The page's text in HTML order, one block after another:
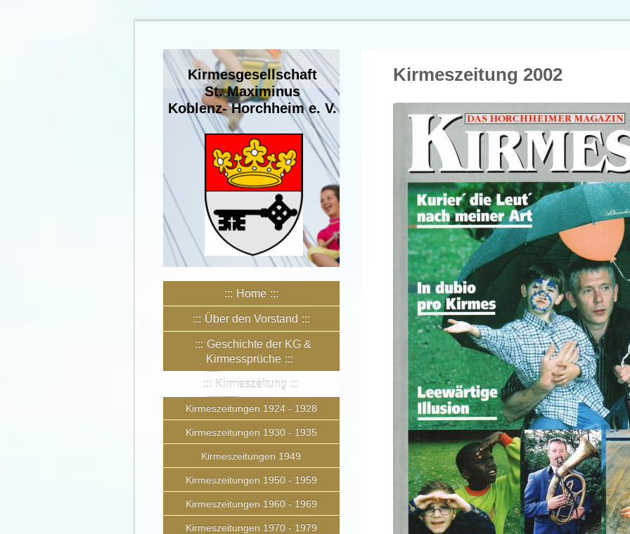
Kirmesgesellschaft
St. Maximinus
Koblenz- Horchheim e. V.
Home
Über den Vorstand
Geschichte der KG &
Kirmessprüche
Kirmeszeitung
Kirmeszeitungen 1924 - 1928
Kirmeszeitungen 1930 - 1935
Kirmeszeitungen 1949
Kirmeszeitungen 1950 - 1959
Kirmeszeitungen 1960 - 1969
Kirmeszeitungen 1970 - 1979
Kirmeszeitung 2002